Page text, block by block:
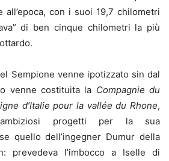
all’epoca, con i suoi 19,7 chilometri
di ben cinque chilometri la più
Sempione venne ipotizzato sin dal
venne costituita la Compagnie du
d’Italie pour la vallée du Rhone,
progetti per la sua
quello dell’ingegner Dumur della
prevedeva l’imbocco a Iselle di